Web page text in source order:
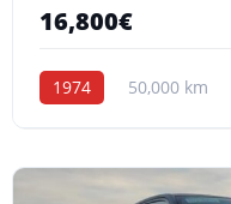
16,800€
1974 50,000 km